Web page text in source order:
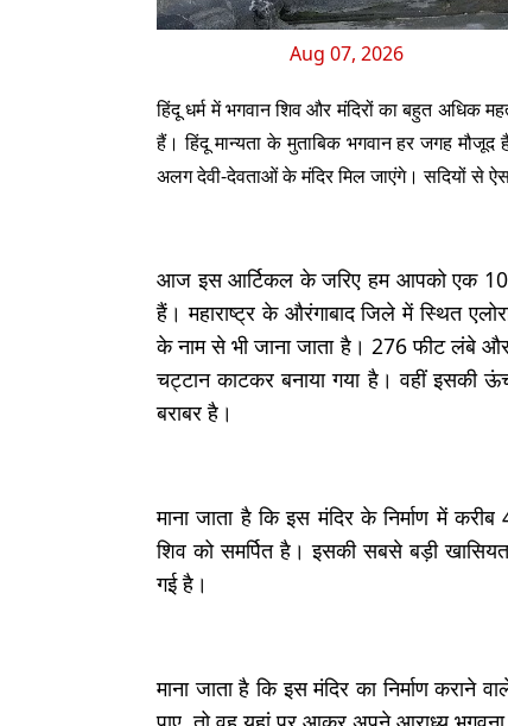
Aug 07, 2026
हिंदू धर्म में भगवान शिव और मंदिरों का बहुत अधिक
हैं। हिंदू मान्यता के मुताबिक भगवान हर जगह
अलग देवी-देवताओं के मंदिर मिल जाएंगे। सदियों से
आज इस आर्टिकल के जरिए हम आपको एक
हैं। महाराष्ट्र के औरंगाबाद जिले में स्थित
के नाम से भी जाना जाता है। 276 फीट लंबे
चट्टान काटकर बनाया गया है। वहीं इसकी
बराबर है।
माना जाता है कि इस मंदिर के निर्माण में
शिव को समर्पित है। इसकी सबसे बड़ी
गई है।
माना जाता है कि इस मंदिर का निर्माण कराने